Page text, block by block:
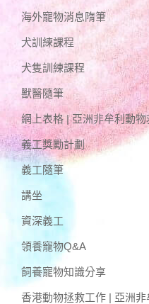
海外寵物消息隋筆
犬訓練課程
犬隻訓練課程
獸醫隨筆
網上表格 | 亞洲非牟利動
義工獎勵計劃
義工隨筆
講坐
資深義工
領養寵物Q&A
飼養寵物知識分享
香港動物拯救工作 | 亞洲